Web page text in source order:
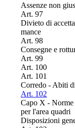
Assenze non
Art. 97
Divieto di
mance
Art. 98
Consegne e
Art. 99
Art. 100
Art. 101
Corredo - Abiti
Art. 102
Capo X - Norme
per l'area quadri
Disposizioni